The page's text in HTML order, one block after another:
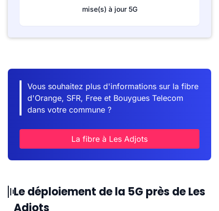
mise(s) à jour 5G
Vous souhaitez plus d'informations sur la fibre
d'Orange, SFR, Free et Bouygues Telecom
dans votre commune ?
La fibre à Les Adjots
Le déploiement de la 5G près de Les
Adjots